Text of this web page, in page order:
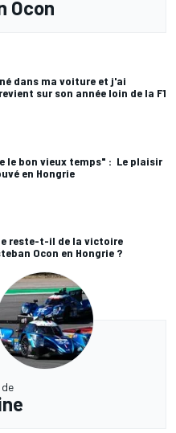
Ocon
dans ma voiture et j'ai
sur son année loin de la F1
le bon vieux temps" : Le plaisir
en Hongrie
reste-t-il de la victoire
Ocon en Hongrie ?